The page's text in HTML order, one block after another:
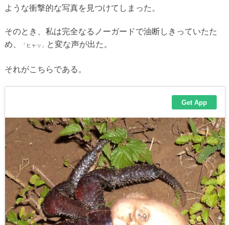
ような衝撃的な写真を見つけてしまった。
そのとき、私は完全なるノーガードで油断しきっていたた
め、
「ヒャッ」 と変な声が出た。
それがこちらである。